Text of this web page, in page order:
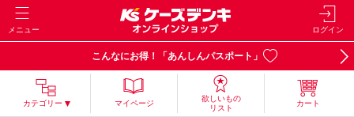
メニュー ログイン
こんなにお得！「あんしんパスポート」
カテゴリー マイページ
欲しいもの
リスト
カート